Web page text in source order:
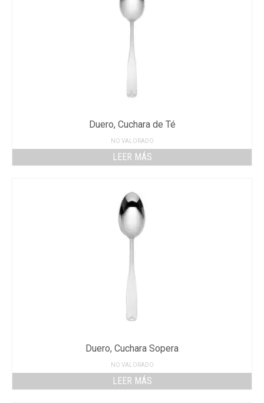
Duero, Cuchara de Té
NO VALORADO
LEER MÁS
Duero, Cuchara Sopera
NO VALORADO
LEER MÁS